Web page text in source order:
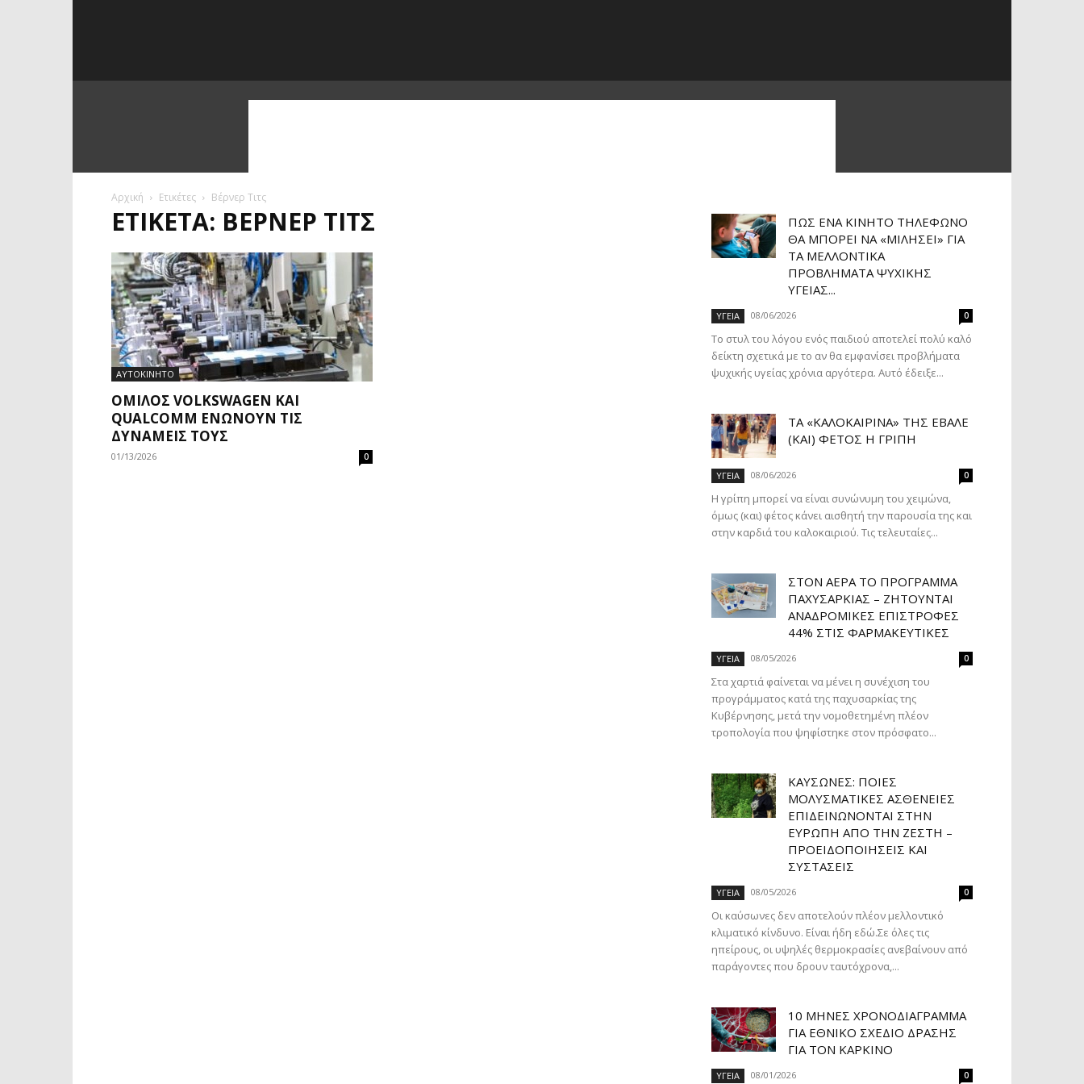
Αρχική Ετικέτες Βέρνερ Τιτς
ΕΤΙΚΈΤΑ: ΒΈΡΝΕΡ ΤΙΤΣ
ΑΥΤΟΚΙΝΗΤΟ
ΌΜΙΛΟΣ VOLKSWAGEN ΚΑΙ
QUALCOMM ΕΝΏΝΟΥΝ ΤΙΣ
ΔΥΝΆΜΕΙΣ ΤΟΥΣ
01/13/2026 0
ΠΏΣ ΈΝΑ ΚΙΝΗΤΌ ΤΗΛΈΦΩΝΟ
ΘΑ ΜΠΟΡΕΊ ΝΑ «ΜΙΛΉΣΕΙ» ΓΙΑ
ΤΑ ΜΕΛΛΟΝΤΙΚΆ
ΠΡΟΒΛΉΜΑΤΑ ΨΥΧΙΚΉΣ
ΥΓΕΊΑΣ...
ΥΓΕΙΑ 08/06/2026 0
Το στυλ του λόγου ενός παιδιού αποτελεί πολύ καλό
δείκτη σχετικά με το αν θα εμφανίσει προβλήματα
ψυχικής υγείας χρόνια αργότερα. Αυτό έδειξε...
ΤΑ «ΚΑΛΟΚΑΙΡΙΝΆ» ΤΗΣ ΈΒΑΛΕ
(ΚΑΙ) ΦΈΤΟΣ Η ΓΡΊΠΗ
ΥΓΕΙΑ 08/06/2026 0
Η γρίπη μπορεί να είναι συνώνυμη του χειμώνα,
όμως (και) φέτος κάνει αισθητή την παρουσία της και
στην καρδιά του καλοκαιριού. Τις τελευταίες...
ΣΤΟΝ ΑΈΡΑ ΤΟ ΠΡΌΓΡΑΜΜΑ
ΠΑΧΥΣΑΡΚΊΑΣ – ΖΗΤΟΎΝΤΑΙ
ΑΝΑΔΡΟΜΙΚΈΣ ΕΠΙΣΤΡΟΦΈΣ
44% ΣΤΙΣ ΦΑΡΜΑΚΕΥΤΙΚΈΣ
ΥΓΕΙΑ 08/05/2026 0
Στα χαρτιά φαίνεται να μένει η συνέχιση του
προγράμματος κατά της παχυσαρκίας της
Κυβέρνησης, μετά την νομοθετημένη πλέον
τροπολογία που ψηφίστηκε στον πρόσφατο...
ΚΑΎΣΩΝΕΣ: ΠΟΙΕΣ
ΜΟΛΥΣΜΑΤΙΚΈΣ ΑΣΘΈΝΕΙΕΣ
ΕΠΙΔΕΙΝΏΝΟΝΤΑΙ ΣΤΗΝ
ΕΥΡΏΠΗ ΑΠΌ ΤΗΝ ΖΈΣΤΗ –
ΠΡΟΕΙΔΟΠΟΙΉΣΕΙΣ ΚΑΙ
ΣΥΣΤΆΣΕΙΣ
ΥΓΕΙΑ 08/05/2026 0
Οι καύσωνες δεν αποτελούν πλέον μελλοντικό
κλιματικό κίνδυνο. Είναι ήδη εδώ.Σε όλες τις
ηπείρους, οι υψηλές θερμοκρασίες ανεβαίνουν από
παράγοντες που δρουν ταυτόχρονα,...
10 ΜΉΝΕΣ ΧΡΟΝΟΔΙΆΓΡΑΜΜΑ
ΓΙΑ ΕΘΝΙΚΌ ΣΧΈΔΙΟ ΔΡΆΣΗΣ
ΓΙΑ ΤΟΝ ΚΑΡΚΊΝΟ
ΥΓΕΙΑ 08/01/2026 0